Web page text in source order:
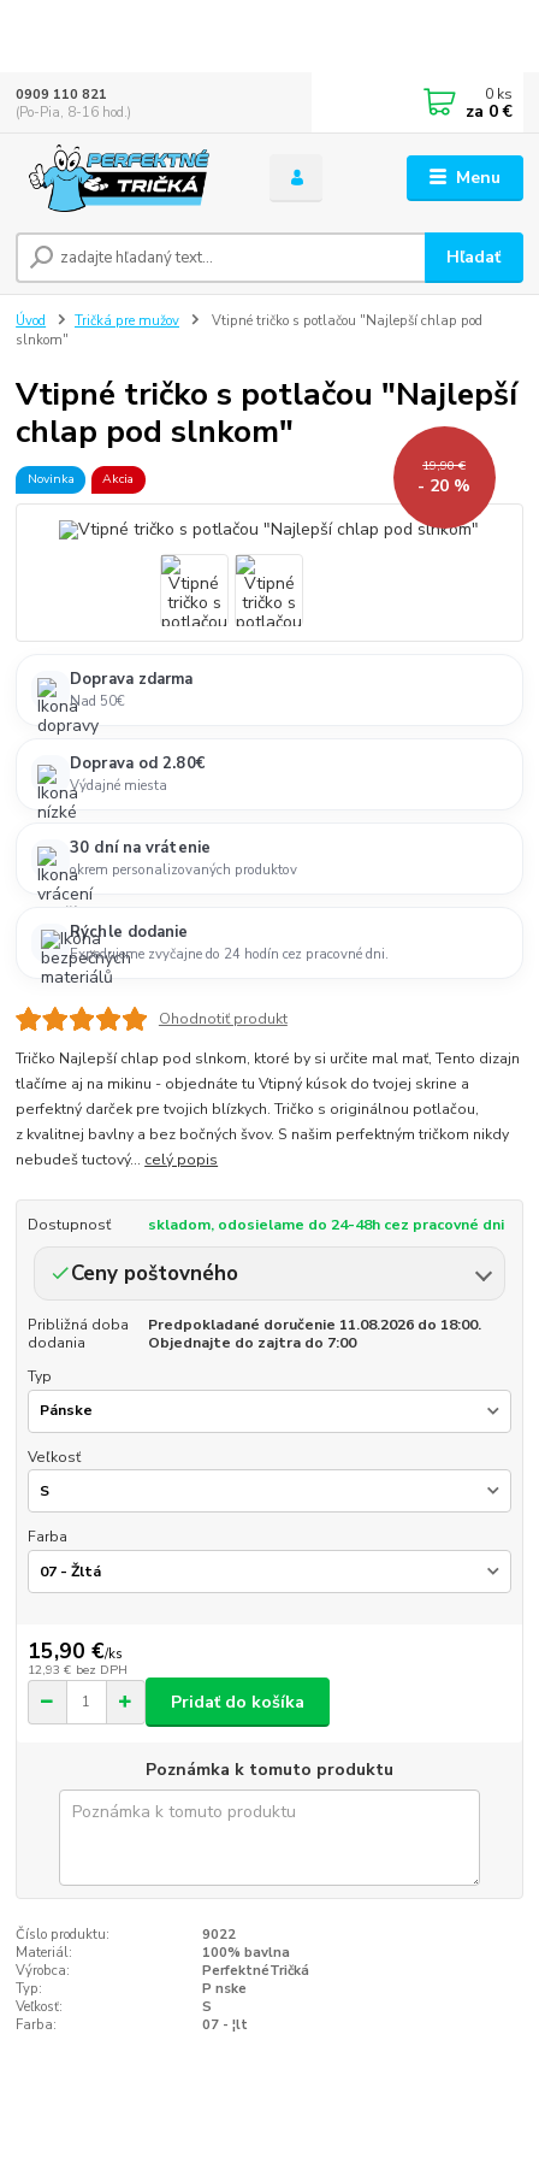
Menu
Hľadať
0909 110 821
(Po-Pia, 8-16 hod.)
0 ks
za 0 €
Úvod Tričká pre mužov
Vtipné tričko s potlačou "Najlepší chlap pod
slnkom"
Vtipné tričko s potlačou "Najlepší
chlap pod slnkom"
Novinka Akcia
19,90 €
- 20 %
Doprava zdarma
Nad 50€
Doprava od 2.80€
Výdajné miesta
30 dní na vrátenie
okrem personalizovaných produktov
Rýchle dodanie
Expedujeme zvyčajne do 24 hodín cez pracovné dni.
Ohodnotiť produkt
Tričko Najlepší chlap pod slnkom, ktoré by si určite mal mať, Tento dizajn
tlačíme aj na mikinu - objednáte tu Vtipný kúsok do tvojej skrine a
perfektný darček pre tvojich blízkych. Tričko s originálnou potlačou,
z kvalitnej bavlny a bez bočných švov. S našim perfektným tričkom nikdy
nebudeš tuctový... celý popis
Dostupnosť skladom, odosielame do 24-48h cez pracovné dni
Ceny poštovného
Približná doba
dodania
Predpokladané doručenie 11.08.2026 do 18:00.
Objednajte do zajtra do 7:00
Typ
Veľkosť
Farba
15,90 €/ks
12,93 € bez DPH
Pridať do košíka
Poznámka k tomuto produktu
Číslo produktu:
9022
Materiál:
100% bavlna
Výrobca:
PerfektnéTričká
Typ:
P nske
Veľkosť:
S
Farba:
07 - ¦lt